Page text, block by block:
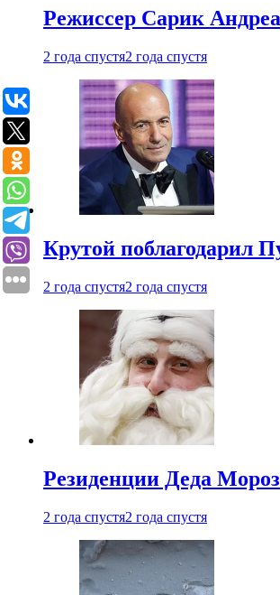
Режиссер Сарик
2 года спустя2 года спустя
Крутой поблагодарил
2 года спустя2 года спустя
Резиденции Деда
2 года спустя2 года спустя